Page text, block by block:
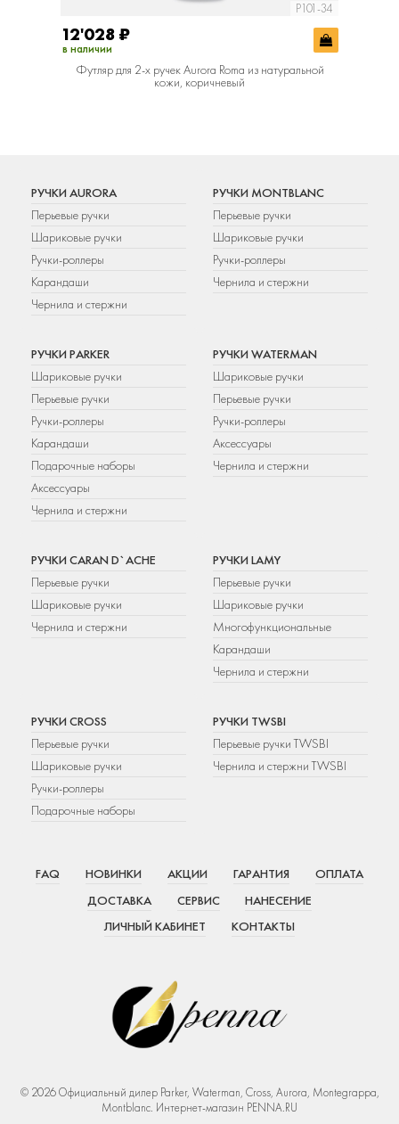
P101-34
12'028 ₽
в наличии
Футляр для 2-х ручек Aurora Roma из натуральной
кожи, коричневый
РУЧКИ AURORA
Перьевые ручки
Шариковые ручки
Ручки-роллеры
Карандаши
Чернила и стержни
РУЧКИ MONTBLANC
Перьевые ручки
Шариковые ручки
Ручки-роллеры
Чернила и стержни
РУЧКИ PARKER
Шариковые ручки
Перьевые ручки
Ручки-роллеры
Карандаши
Подарочные наборы
Аксессуары
Чернила и стержни
РУЧКИ WATERMAN
Шариковые ручки
Перьевые ручки
Ручки-роллеры
Аксессуары
Чернила и стержни
РУЧКИ CARAN D`ACHE
Перьевые ручки
Шариковые ручки
Чернила и стержни
РУЧКИ LAMY
Перьевые ручки
Шариковые ручки
Многофункциональные
Карандаши
Чернила и стержни
РУЧКИ CROSS
Перьевые ручки
Шариковые ручки
Ручки-роллеры
Подарочные наборы
РУЧКИ TWSBI
Перьевые ручки TWSBI
Чернила и стержни TWSBI
FAQ НОВИНКИ АКЦИИ ГАРАНТИЯ
ОПЛАТА
ДОСТАВКА
СЕРВИС
НАНЕСЕНИЕ
ЛИЧНЫЙ КАБИНЕТ
КОНТАКТЫ
© 2026 Официальный дилер Parker, Waterman, Cross, Aurora, Montegrappa,
Montblanc. Интернет-магазин PENNA.RU